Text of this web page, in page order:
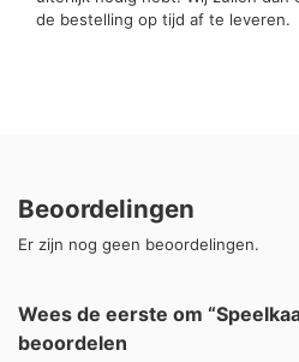
de bestelling op tijd af te leveren.
Beoordelingen
Er zijn nog geen beoordelingen.
Wees de eerste om
beoordelen